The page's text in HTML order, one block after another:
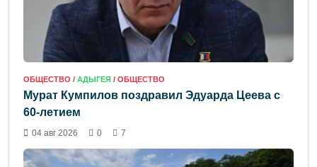
ОБЩЕСТВО / АДЫГЕЯ / ОБЩЕСТВО
Мурат Кумпилов поздравил Эдуарда Цеева с
60-летием
04 авг 2026 0 7